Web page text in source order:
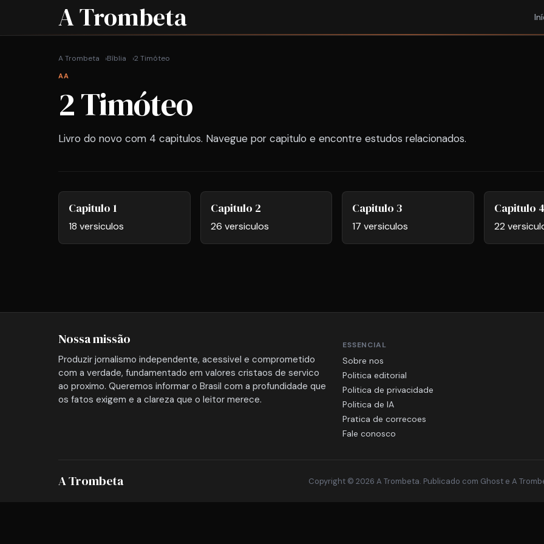
A Trombeta
A Trombeta Bíblia 2 Timóteo
AA
2 Timóteo
Livro do novo com 4 capitulos. Navegue por capitulo e encontre estudos relacionados.
Capitulo 1
18 versiculos
Capitulo 2
26 versiculos
Capitulo 3
17 versiculos
Capitulo 4
22
Nossa missão
Produzir jornalismo independente, acessivel e comprometido
com a verdade, fundamentado em valores cristaos de servico
ao proximo. Queremos informar o Brasil com a profundidade que
os fatos exigem e a clareza que o leitor merece.
ESSENCIAL
Sobre nos
Politica editorial
Politica de privacidade
Politica de IA
Pratica de correcoes
Fale conosco
A Trombeta Copyright © 2026 A Trombeta. Publicado com Ghost e A